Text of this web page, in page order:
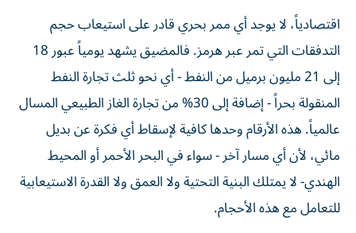
اقتصادياً، لا يوجد أي ممر بحري قادر على استيعاب حجم
التدفقات التي تمر عبر هرمز. فالمضيق يشهد يومياً عبور 18
إلى 21 مليون برميل من النفط - أي نحو ثلث تجارة النفط
المنقولة بحراً - إضافة إلى 30% من تجارة الغاز الطبيعي المسال
عالمياً. هذه الأرقام وحدها كافية لإسقاط أي فكرة عن بديل
مائي، لأن أي مسار آخر - سواء في البحر الأحمر أو المحيط
الهندي- لا يمتلك البنية التحتية ولا العمق ولا القدرة الاستيعابية
للتعامل مع هذه الأحجام.